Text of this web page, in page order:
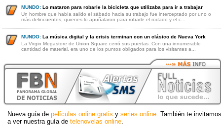
MUNDO: Lo mataron para robarle la bicicleta que utilizaba para ir a trabajar
Un hombre que había salido el sábado hacia su trabajo fue interceptado por uno o
más delincuentes, quienes lo apuñalaron para robarle el rodado y el c...
MUNDO: La música digital y la crisis terminan con un clásico de Nueva York
La Virgin Megastore de Union Square cerró sus puertas. Con una innumerable
cantidad de material, era uno de los puntos obligados para los visitantes a...
Nueva guía de películas online gratis y series online. También te invitamos
a ver nuestra guía de telenovelas online.